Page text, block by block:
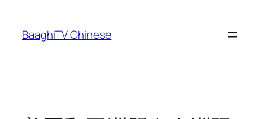
content
BaaghiTV Chinese